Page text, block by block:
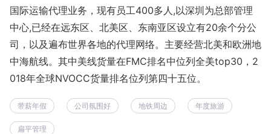
国际运输代理业务，现有员工400多人,以深圳为总部管理
中心,已经在远东区、北美区、东南亚区设立有20余个分公
司，以及遍布世界各地的代理网络。主要经营北美和欧洲地
中海航线。其中美线货量在FMC排名中位列全美top30，2
018年全球NVOCC货量排名位列第四十五位。
带薪年假 公司氛围好 地铁周边 年度旅游
扁平管理